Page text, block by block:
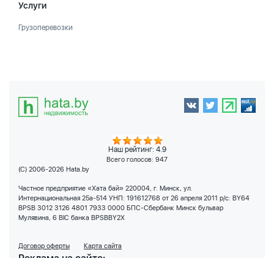
Услуги
Грузоперевозки
Наш рейтинг: 4.9
Всего голосов: 947
(C) 2006-2026 Hata.by
Частное предприятие «Хата бай» 220004, г. Минск, ул.
Интернациональная 25а-514 УНП: 191612768 от 26 апреля 2011 р/с: BY64
BPSB 3012 3126 4801 7933 0000 БПС-Сбербанк Минск бульвар
Мулявина, 6 BIC банка BPSBBY2X
Договор оферты Карта сайта